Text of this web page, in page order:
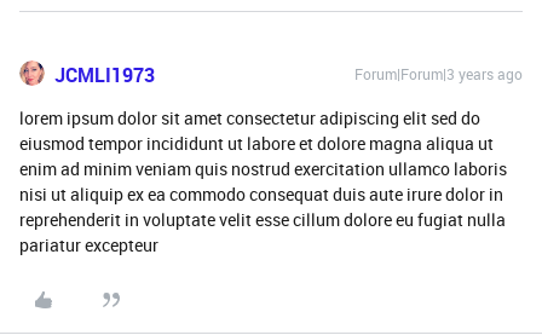
JCMLI1973 Forum|Forum|3 years ago
lorem ipsum dolor sit amet consectetur adipiscing elit sed do
eiusmod tempor incididunt ut labore et dolore magna aliqua ut
enim ad minim veniam quis nostrud exercitation ullamco laboris
nisi ut aliquip ex ea commodo consequat duis aute irure dolor in
reprehenderit in voluptate velit esse cillum dolore eu fugiat nulla
pariatur excepteur